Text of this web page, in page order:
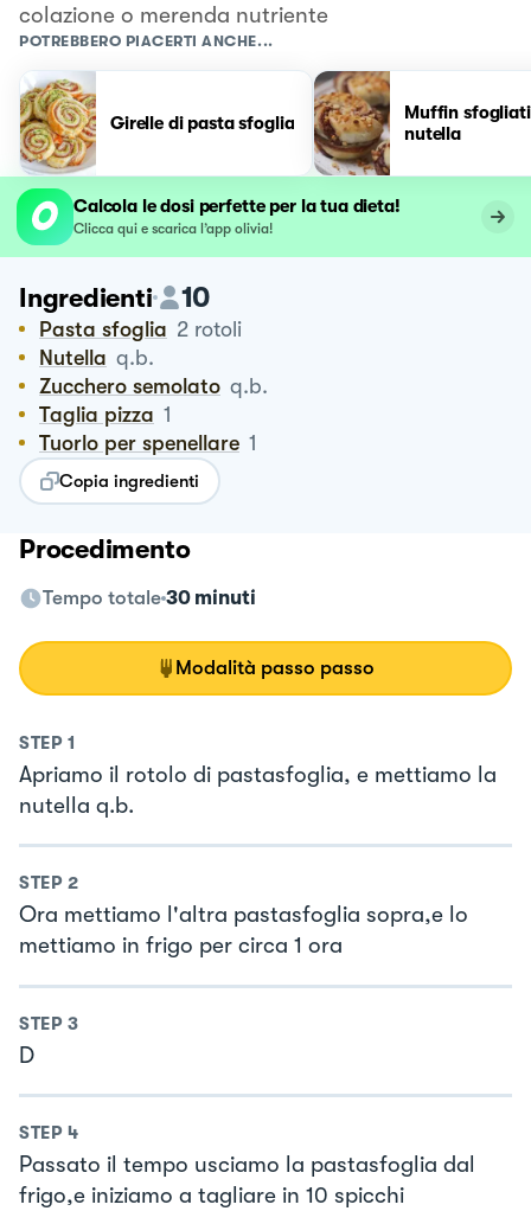
colazione o merenda nutriente
POTREBBERO PIACERTI ANCHE...
Girelle di pasta sfoglia
Muffin
nutella
Calcola le dosi perfette per la tua dieta!
Clicca qui e scarica l’app olivia!
Ingredienti 10
Pasta sfoglia 2 rotoli
Nutella q.b.
Zucchero semolato q.b.
Taglia pizza 1
Tuorlo per spenellare 1
Copia ingredienti
Procedimento
Tempo totale 30 minuti
Modalità passo passo
STEP 1
Apriamo il rotolo di pastasfoglia, e mettiamo la
nutella q.b.
STEP 2
Ora mettiamo l'altra pastasfoglia sopra,e lo
mettiamo in frigo per circa 1 ora
STEP 3
D
STEP 4
Passato il tempo usciamo la pastasfoglia dal
frigo,e iniziamo a tagliare in 10 spicchi